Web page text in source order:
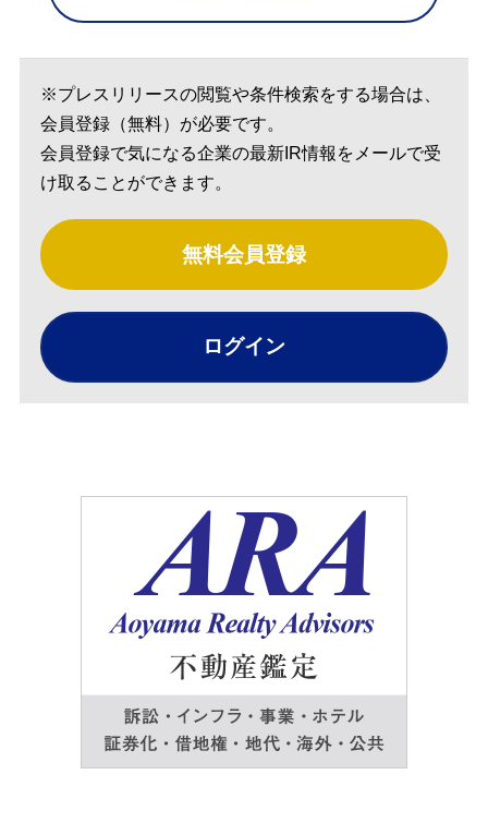
※プレスリリースの閲覧や条件検索をする場合は、
会員登録（無料）が必要です。
会員登録で気になる企業の最新IR情報をメールで受
け取ることができます。
無料会員登録
ログイン